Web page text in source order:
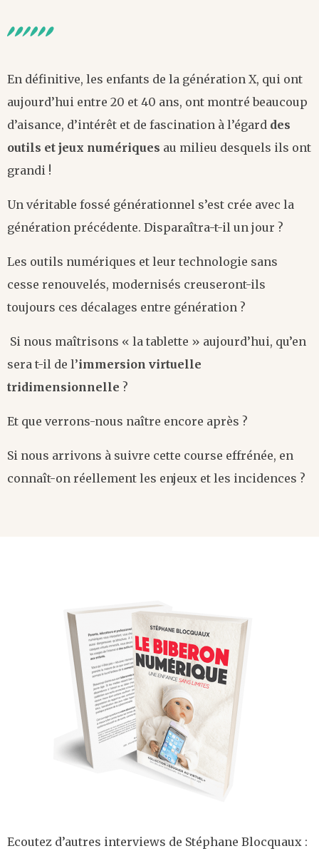
En définitive, les enfants de la génération X, qui ont
aujourd’hui entre 20 et 40 ans, ont montré beaucoup
d’aisance, d’intérêt et de fascination à l’égard des
outils et jeux numériques au milieu desquels ils ont
grandi !
Un véritable fossé générationnel s’est crée avec la
génération précédente. Disparaîtra-t-il un jour ?
Les outils numériques et leur technologie sans
cesse renouvelés, modernisés creuseront-ils
toujours ces décalages entre génération ?
Si nous maîtrisons « la tablette » aujourd’hui, qu’en
sera t-il de l’immersion virtuelle
tridimensionnelle ?
Et que verrons-nous naître encore après ?
Si nous arrivons à suivre cette course effrénée, en
connaît-on réellement les enjeux et les incidences ?
Ecoutez d’autres interviews de Stéphane Blocquaux :